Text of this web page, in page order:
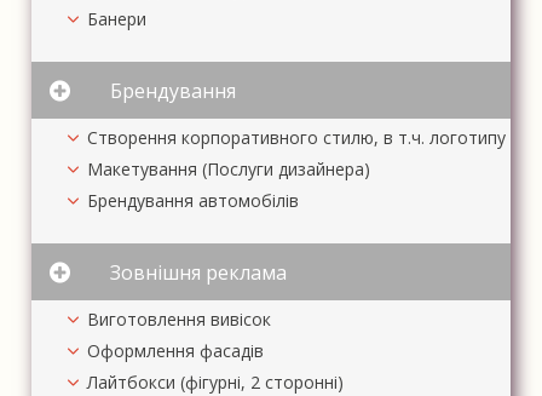
Банери
Брендування
Створення корпоративного стилю, в т.ч. логотипу
Макетування (Послуги дизайнера)
Брендування автомобілів
Зовнішня реклама
Виготовлення вивісок
Оформлення фасадів
Лайтбокси (фігурні, 2 сторонні)